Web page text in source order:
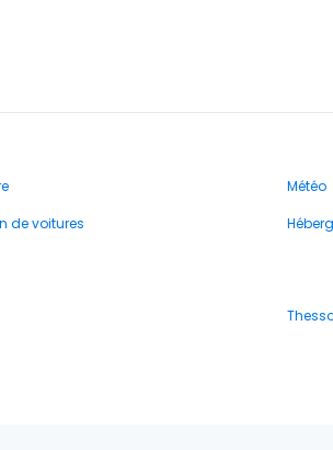
Météo
de voitures